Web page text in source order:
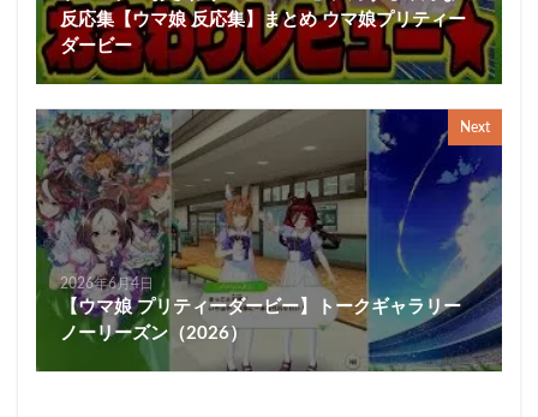
反応集【ウマ娘 反応集】まとめ ウマ娘プリティー
ダービー
Next
2026年6月4日
【ウマ娘 プリティーダービー】トークギャラリー
ノーリーズン（2026）